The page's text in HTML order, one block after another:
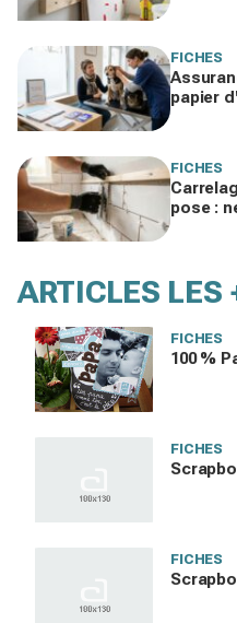
FICHES
papier
FICHES
pose :
ARTICLES LES
FICHES
100 %
FICHES
FICHES